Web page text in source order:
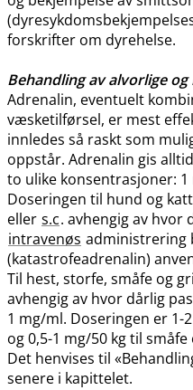
forskrifter om dyrehelse.
Behandling av alvorlige
Adrenalin, eventuelt
væsketilførsel, er mest
innledes så raskt som
oppstår. Adrenalin gis
to ulike konsentrasjoner:
Doseringen til hund og
eller s.c. avhengig av hvor
intravenøs administrering
(katastrofeadrenalin)
Til hest, storfe, småfe og
avhengig av hvor dårlig
1 mg​/​ml. Doseringen er 1-
og 0,5-1 mg/50 kg til småfe
Det henvises til
senere i kapittelet.